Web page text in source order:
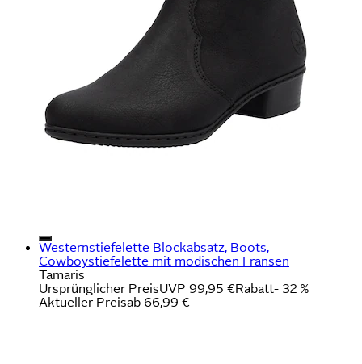
Westernstiefelette Blockabsatz, Boots,
Cowboystiefelette mit modischen Fransen
Tamaris
Ursprünglicher PreisUVP 99,95 €Rabatt- 32 %
Aktueller Preisab 66,99 €